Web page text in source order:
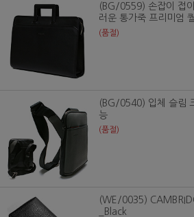
(BG/0559) 손잡이 접
러운 통가죽 프리미엄
(품절)
(BG/0540) 입체 슬림
능
(품절)
(WE/0035)
_Black